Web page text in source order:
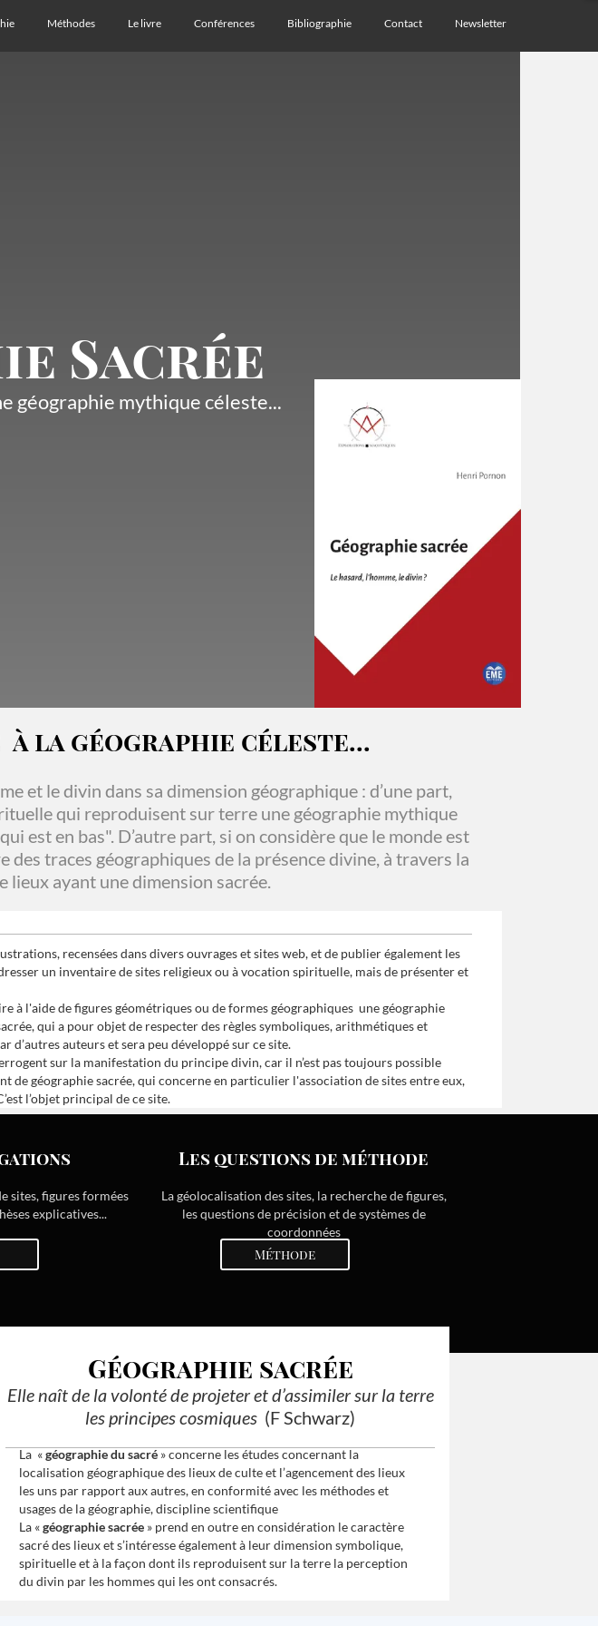
Méthodes Le livre Conférences Bibliographie Contact Newsletter
Sacrée
géographie mythique céleste...
la géographie céleste...
et le divin dans sa dimension géographique : d’une part,
qui reproduisent sur terre une géographie mythique
est en bas". D’autre part, si on considère que le monde est
traces géographiques de la présence divine, à travers la
lieux ayant une dimension sacrée.
recensées dans divers ouvrages et sites web, et de publier également les
un inventaire de sites religieux ou à vocation spirituelle, mais de présenter et
à l'aide de figures géométriques ou de formes géographiques une géographie
qui a pour objet de respecter des règles symboliques, arithmétiques et
d’autres auteurs et sera peu développé sur ce site.
sur la manifestation du principe divin, car il n’est pas toujours possible
géographie sacrée, qui concerne en particulier l'association de sites entre eux,
l’objet principal de ce site.
sites, figures formées
explicatives...
Les questions de méthode
La géolocalisation des sites, la recherche de figures,
les questions de précision et de systèmes de
coordonnées
Méthode
Géographie sacrée
Elle naît de la volonté de projeter et d’assimiler sur la terre
les principes cosmiques (F Schwarz)
La «géographie du sacré » concerne les études concernant la
localisation géographique des lieux de culte et l’agencement des lieux
les uns par rapport aux autres, en conformité avec les méthodes et
usages de la géographie, discipline scientifique
La «géographie sacrée » prend en outre en considération le caractère
sacré des lieux et s’intéresse également à leur dimension symbolique,
spirituelle et à la façon dont ils reproduisent sur la terre la perception
du divin par les hommes qui les ont consacrés.